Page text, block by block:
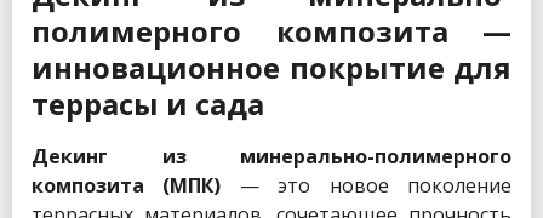
полимерного композита —
инновационное покрытие для
террасы и сада
Декинг из минерально-полимерного
композита (МПК) — это новое поколение